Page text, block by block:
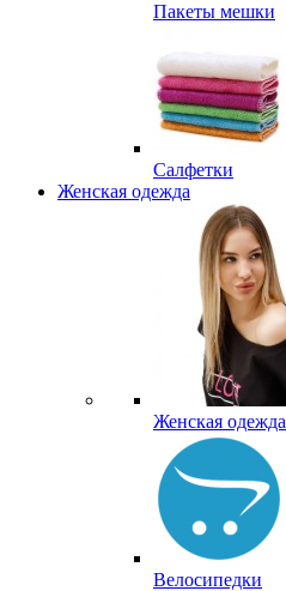
Пакеты мешки
Салфетки
Женская одежда
Женская одежда
Велосипедки